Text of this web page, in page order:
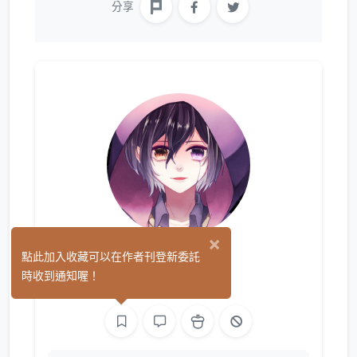
分享
雪瑠 (0)
×
點此加入收藏可以在作者刊登新委託
時收到通知喔！